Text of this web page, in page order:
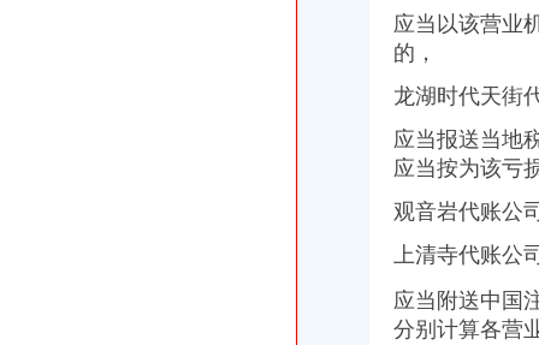
重庆帅博工商_代办分公司注册_分公司注销_代理记账_重庆进出口许
重庆沙坪坝#代理记账#公司注册#营业执照代办#代办执照-百姓网
江岸区会计代账公司【2016企业税务详细流程请指点】-商务服务-信
重庆渝中区重庆代帐公司工商行政管理的主要方法-直辖市重庆工商信息
应当以该营业
的，
龙湖时代天街
应当报送当地
应当按为该亏
观音岩代账公
上清寺代账公
应当附送中国
分别计算各营